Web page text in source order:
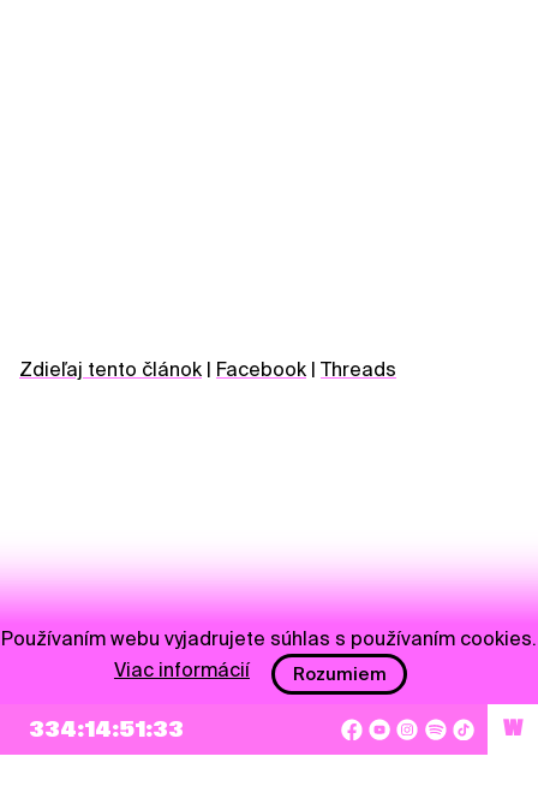
Zdieľaj tento článok Facebook Threads
NEWSLETTER
334:14:51:33 W
Používaním webu vyjadrujete súhlas s používaním cookies.
Viac informácií
Rozumiem